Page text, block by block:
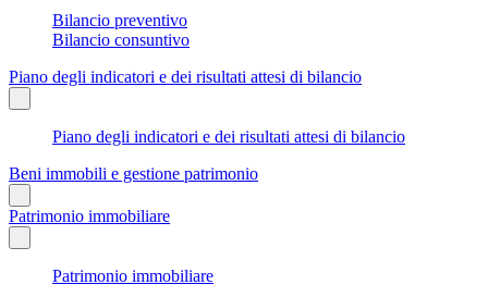
Bilancio preventivo
Bilancio consuntivo
Piano degli indicatori e dei risultati attesi di bilancio
Piano degli indicatori e dei risultati attesi di bilancio
Beni immobili e gestione patrimonio
Patrimonio immobiliare
Patrimonio immobiliare